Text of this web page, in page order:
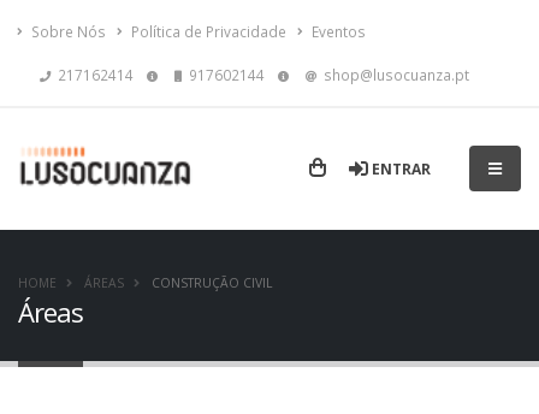
Sobre Nós Política de Privacidade Eventos
217162414 917602144 shop@lusocuanza.pt
ENTRAR
Áreas
HOME ÁREAS CONSTRUÇÃO CIVIL